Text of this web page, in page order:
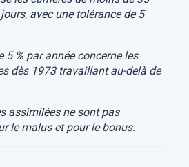
avec une tolérance de 5
5 % par année concerne les
dès 1973 travaillant au-delà de
assimilées ne sont pas
le malus et pour le bonus.